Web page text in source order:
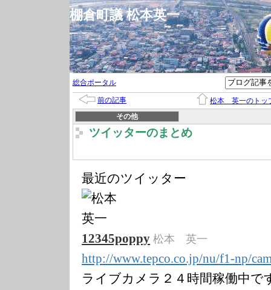
棚倉町議 松本英一
総合ポータル
前の記事
松本 英一のトッ
その他
ツイッターのまとめ
最近のツイッター
12345poppy 松本 英一
http://www.tepco.co.jp/nu/f1-np/
ライブカメラ２４時間稼働中で